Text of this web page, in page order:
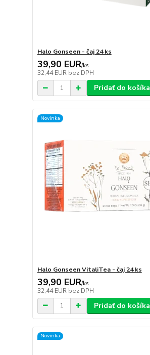
Halo Gonseen - čaj 24 ks
39,90 EUR/ks
32,44 EUR bez DPH
Pridať do košíka
Novinka
Halo Gonseen VitaliTea - čaj 24 ks
39,90 EUR/ks
32,44 EUR bez DPH
Pridať do košíka
Novinka